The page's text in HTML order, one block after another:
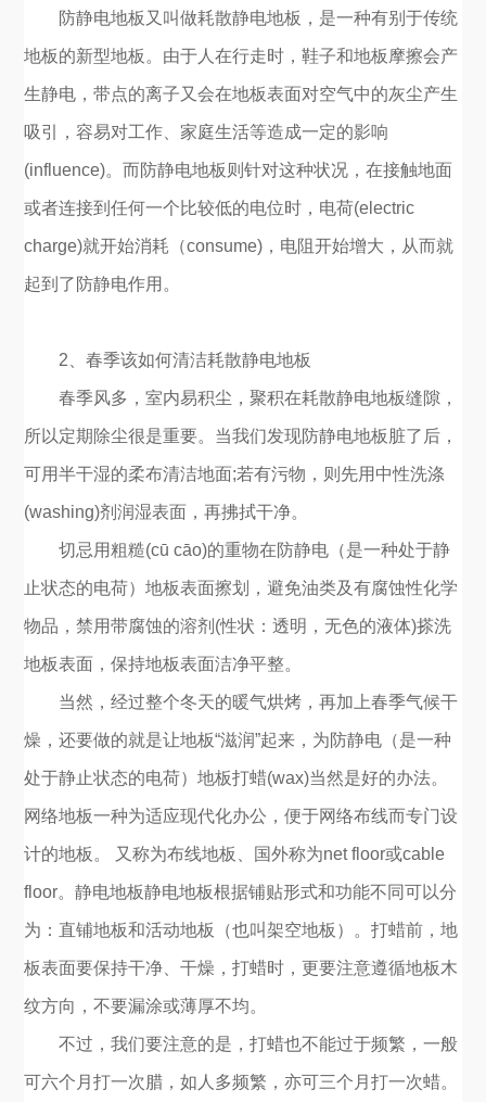
防静电地板又叫做耗散静电地板，是一种有别于传统
地板的新型地板。由于人在行走时，鞋子和地板摩擦会产
生静电，带点的离子又会在地板表面对空气中的灰尘产生
吸引，容易对工作、家庭生活等造成一定的影响
(influence)。而防静电地板则针对这种状况，在接触地面
或者连接到任何一个比较低的电位时，电荷(electric
charge)就开始消耗（consume)，电阻开始增大，从而就
起到了防静电作用。
2、春季该如何清洁耗散静电地板
春季风多，室内易积尘，聚积在耗散静电地板缝隙，
所以定期除尘很是重要。当我们发现防静电地板脏了后，
可用半干湿的柔布清洁地面;若有污物，则先用中性洗涤
(washing)剂润湿表面，再拂拭干净。
切忌用粗糙(cū cāo)的重物在防静电（是一种处于静
止状态的电荷）地板表面擦划，避免油类及有腐蚀性化学
物品，禁用带腐蚀的溶剂(性状：透明，无色的液体)搽洗
地板表面，保持地板表面洁净平整。
当然，经过整个冬天的暖气烘烤，再加上春季气候干
燥，还要做的就是让地板“滋润”起来，为防静电（是一种
处于静止状态的电荷）地板打蜡(wax)当然是好的办法。
网络地板一种为适应现代化办公，便于网络布线而专门设
计的地板。 又称为布线地板、国外称为net floor或cable
floor。静电地板静电地板根据铺贴形式和功能不同可以分
为：直铺地板和活动地板（也叫架空地板）。打蜡前，地
板表面要保持干净、干燥，打蜡时，更要注意遵循地板木
纹方向，不要漏涂或薄厚不均。
不过，我们要注意的是，打蜡也不能过于频繁，一般
可六个月打一次腊，如人多频繁，亦可三个月打一次蜡。